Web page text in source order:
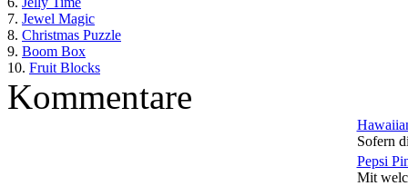
7. Jewel Magic
8. Christmas Puzzle
9. Boom Box
10. Fruit Blocks
Kommentare
Sofern
Pepsi
Mit